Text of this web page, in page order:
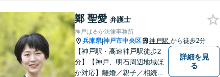
鄭 聖愛 弁護士
神戸はるか法律事務所
兵庫県|神戸市中央区 神戸駅 から徒歩2分
【神戸駅・高速神戸駅徒歩2
分】【神戸、明石周辺地域ほ
か対応】離婚／親子／相続／
詳細を見
る